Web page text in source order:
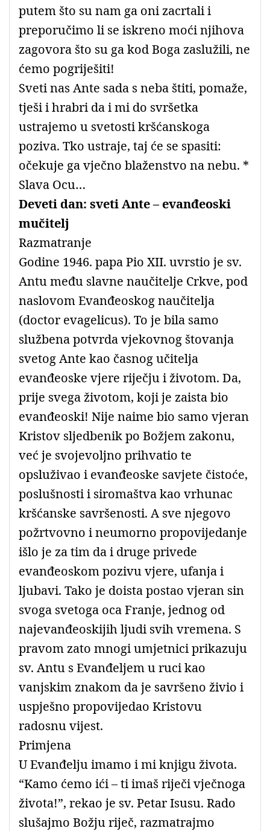
putem što su nam ga oni zacrtali i
preporučimo li se iskreno moći njihova
zagovora što su ga kod Boga zaslužili, ne
ćemo pogriješiti!
Sveti nas Ante sada s neba štiti, pomaže,
tješi i hrabri da i mi do svršetka
ustrajemo u svetosti kršćanskoga
poziva. Tko ustraje, taj će se spasiti:
očekuje ga vječno blaženstvo na nebu. *
Slava Ocu…
Deveti dan: sveti Ante – evanđeoski
mučitelj
Razmatranje
Godine 1946. papa Pio XII. uvrstio je sv.
Antu među slavne naučitelje Crkve, pod
naslovom Evanđeoskog naučitelja
(doctor evagelicus). To je bila samo
službena potvrda vjekovnog štovanja
svetog Ante kao časnog učitelja
evanđeoske vjere riječju i životom. Da,
prije svega životom, koji je zaista bio
evanđeoski! Nije naime bio samo vjeran
Kristov sljedbenik po Božjem zakonu,
već je svojevoljno prihvatio te
opsluživao i evanđeoske savjete čistoće,
poslušnosti i siromaštva kao vrhunac
kršćanske savršenosti. A sve njegovo
požrtvovno i neumorno propovijedanje
išlo je za tim da i druge privede
evanđeoskom pozivu vjere, ufanja i
ljubavi. Tako je doista postao vjeran sin
svoga svetoga oca Franje, jednog od
najevanđeoskijih ljudi svih vremena. S
pravom zato mnogi umjetnici prikazuju
sv. Antu s Evanđeljem u ruci kao
vanjskim znakom da je savršeno živio i
uspješno propovijedao Kristovu
radosnu vijest.
Primjena
U Evanđelju imamo i mi knjigu života.
“Kamo ćemo ići – ti imaš riječi vječnoga
života!”, rekao je sv. Petar Isusu. Rado
slušajmo Božju riječ, razmatrajmo